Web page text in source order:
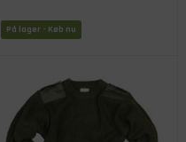
På lager - Køb nu